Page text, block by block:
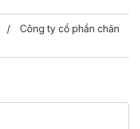
Công ty cổ phần chăn